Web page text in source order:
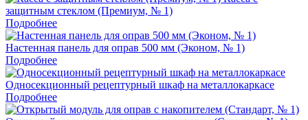
защитным стеклом (Премиум, № 1)
Подробнее
Настенная панель для оправ 500 мм (Эконом, № 1)
Подробнее
Односекционный рецептурный шкаф на металлокаркасе
Подробнее